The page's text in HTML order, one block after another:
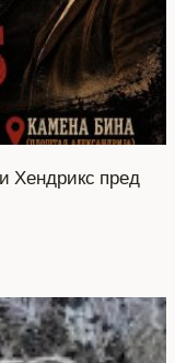
Хендрикс пред